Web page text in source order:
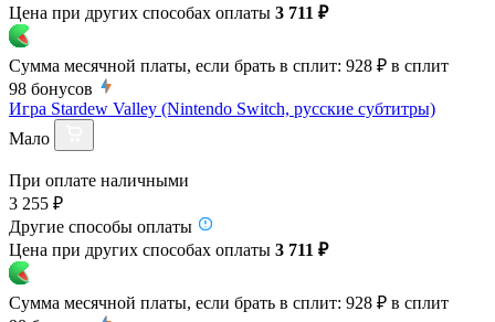
Цена при других способах оплаты 3 711 ₽
Сумма месячной платы, если брать в сплит: 928 ₽ в сплит
98 бонусов
Игра Stardew Valley (Nintendo Switch, русские субтитры)
Мало
При оплате наличными
3 255 ₽
Другие способы оплаты
Цена при других способах оплаты 3 711 ₽
Сумма месячной платы, если брать в сплит: 928 ₽ в сплит